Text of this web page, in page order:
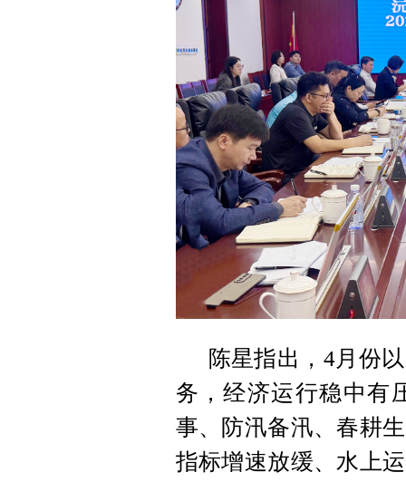
陈星指出，4月份
务，经济运行稳中有
事、防汛备汛、春耕
指标增速放缓、水上